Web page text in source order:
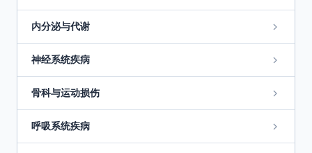
内分泌与代谢
神经系统疾病
骨科与运动损伤
呼吸系统疾病